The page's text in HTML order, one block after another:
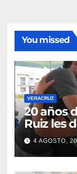
You missed
VERACRUZ
20 años
Ruiz les
4 AGOSTO,